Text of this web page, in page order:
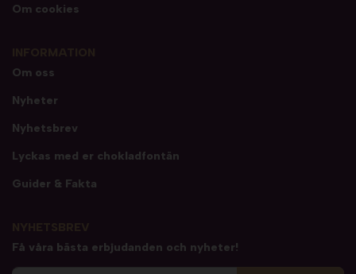
Om cookies
Om oss
Nyheter
Nyhetsbrev
Lyckas med er chokladfontän
Guider & Fakta
Få våra bästa erbjudanden och nyheter!